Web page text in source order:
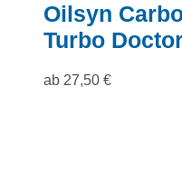
Oilsyn
Turbo
ab 27,50 €